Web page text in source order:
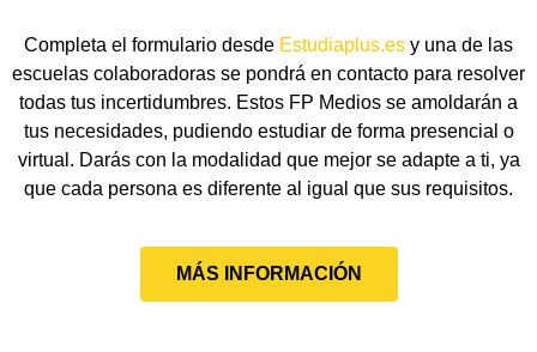
Completa el formulario desde Estudiaplus.es y una de las
escuelas colaboradoras se pondrá en contacto para resolver
todas tus incertidumbres. Estos FP Medios se amoldarán a
tus necesidades, pudiendo estudiar de forma presencial o
virtual. Darás con la modalidad que mejor se adapte a ti, ya
que cada persona es diferente al igual que sus requisitos.
MÁS INFORMACIÓN